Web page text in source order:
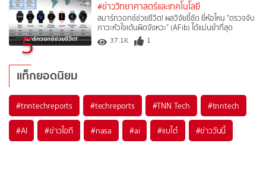
5
#ข่าววิทยาศาสตร์และเทคโนโลยี
สมาร์ทวอทช์ช่วยชีวิต! ผลวิจัยชี้ชัด ยี่ห้อไหน "ตรวจจับ
ภาวะหัวใจเต้นผิดจังหวะ" (AFib) ได้แม่นยำที่สุด
37.1K 1
แท็กยอดนิยม
#tnntechreports #techreports #TNN Tech #tnntech
#AI #ข่าวไอที #nasa #ai #แบไต๋ #ข่าววันนี้